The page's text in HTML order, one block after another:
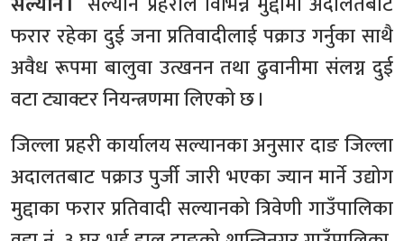
फरार रहेका दुई जना प्रतिवादीलाई पक्राउ गर्नुका साथै
अवैध रूपमा बालुवा उत्खनन तथा ढुवानीमा संलग्न दुई
वटा ट्याक्टर नियन्त्रणमा लिएको छ ।
जिल्ला प्रहरी कार्यालय सल्यानका अनुसार दाङ जिल्ला
अदालतबाट पक्राउ पुर्जी जारी भएका ज्यान मार्ने उद्योग
मुद्दाका फरार प्रतिवादी सल्यानको त्रिवेणी गाउँपालिका